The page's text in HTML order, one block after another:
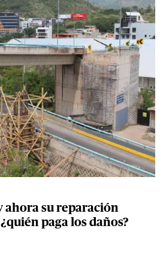
ahora su reparación
paga los daños?